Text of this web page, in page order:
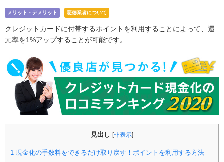
メリット・デメリット 悪徳業者について
クレジットカードに付帯するポイントを利用することによって、還
元率を1%アップすることが可能です。
見出し [非表示]
1 現金化の手数料をできるだけ取り戻す！ポイントを利用する方法